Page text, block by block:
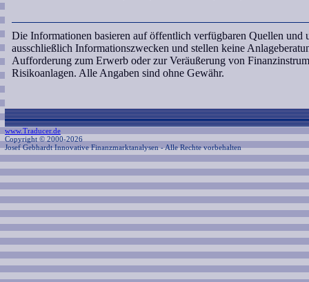
Die Informationen basieren auf öffentlich verfügbaren Quellen und
ausschließlich Informationszwecken und stellen keine
Aufforderung zum Erwerb oder zur Veräußerung von
Risikoanlagen. Alle Angaben sind ohne Gewähr.
www.Traducer.de
Copyright © 2000-2026
Josef Gebhardt Innovative Finanzmarktanalysen - Alle Rechte vorbehalten